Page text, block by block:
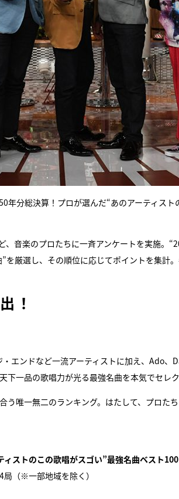
分総決算！プロが選んだ“あのアーティス
音楽のプロたちに一斉アンケートを実施。
を厳選し、その順位に応じてポイントを集計
！
エンドなど一流アーティストに加え、Ado
一品の歌唱力が光る最強名曲を本気でセレク
う唯一無二のランキング。はたして、プロ
ストのこの歌唱がスゴい”最強名曲ベスト100
（※一部地域を除く）